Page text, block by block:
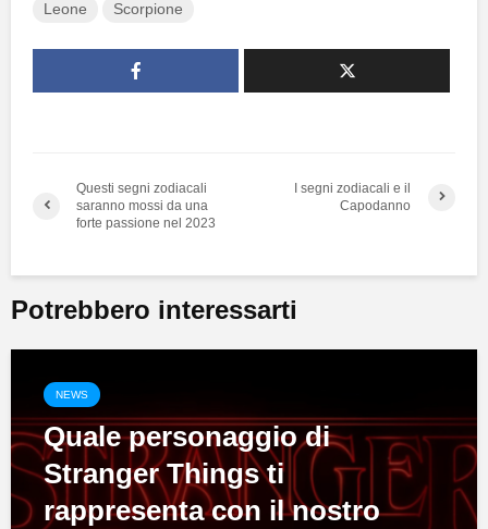
Leone Scorpione
Questi segni zodiacali
saranno mossi da una
forte passione nel 2023
I segni zodiacali e il
Capodanno
Potrebbero interessarti
NEWS
Quale personaggio di
Stranger Things ti
rappresenta con il nostro